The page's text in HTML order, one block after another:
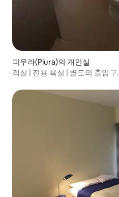
피우라(Piura)의 개인실
객실 | 전용 욕실 | 별도의 출입구.